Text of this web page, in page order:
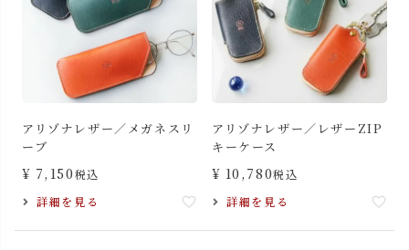
アリゾナレザー／メガネスリ
ーブ
¥ 7,150税込
詳細を見る
アリゾナレザー／レザーZIP
キーケース
¥ 10,780税込
詳細を見る